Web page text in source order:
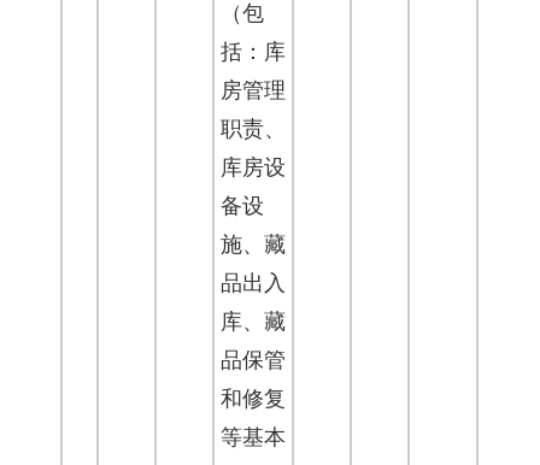
（包
括：库
房管理
职责、
库房设
备设
施、藏
品出入
库、藏
品保管
和修复
等基本